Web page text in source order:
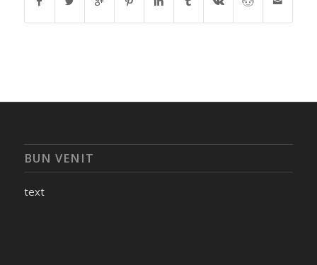
BUN VENIT
text